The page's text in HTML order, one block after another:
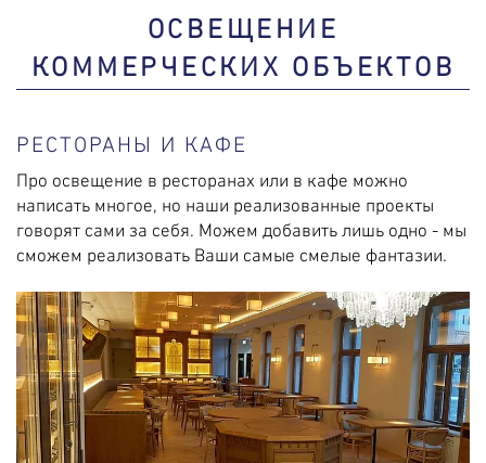
ОСВЕЩЕНИЕ
КОММЕРЧЕСКИХ ОБЪЕКТОВ
РЕСТОРАНЫ И КАФЕ
Про освещение в ресторанах или в кафе можно
написать многое, но наши реализованные проекты
говорят сами за себя. Можем добавить лишь одно - мы
сможем реализовать Ваши самые смелые фантазии.